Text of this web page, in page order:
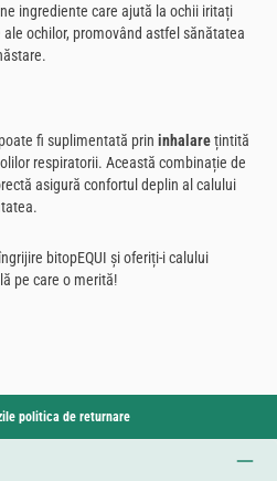
ingrediente care ajută la ochii iritați
ochilor, promovând astfel sănătatea
fi suplimentată prin inhalarețintită
respiratorii. Această combinație de
asigură confortul deplin al calului
bitopEQUI și oferiți-i calului
pe care o merită!
politica de returnare